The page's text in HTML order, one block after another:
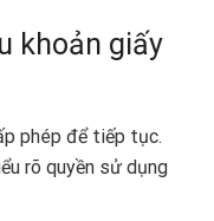
khoản giấy
phép để tiếp tục.
rõ quyền sử dụng